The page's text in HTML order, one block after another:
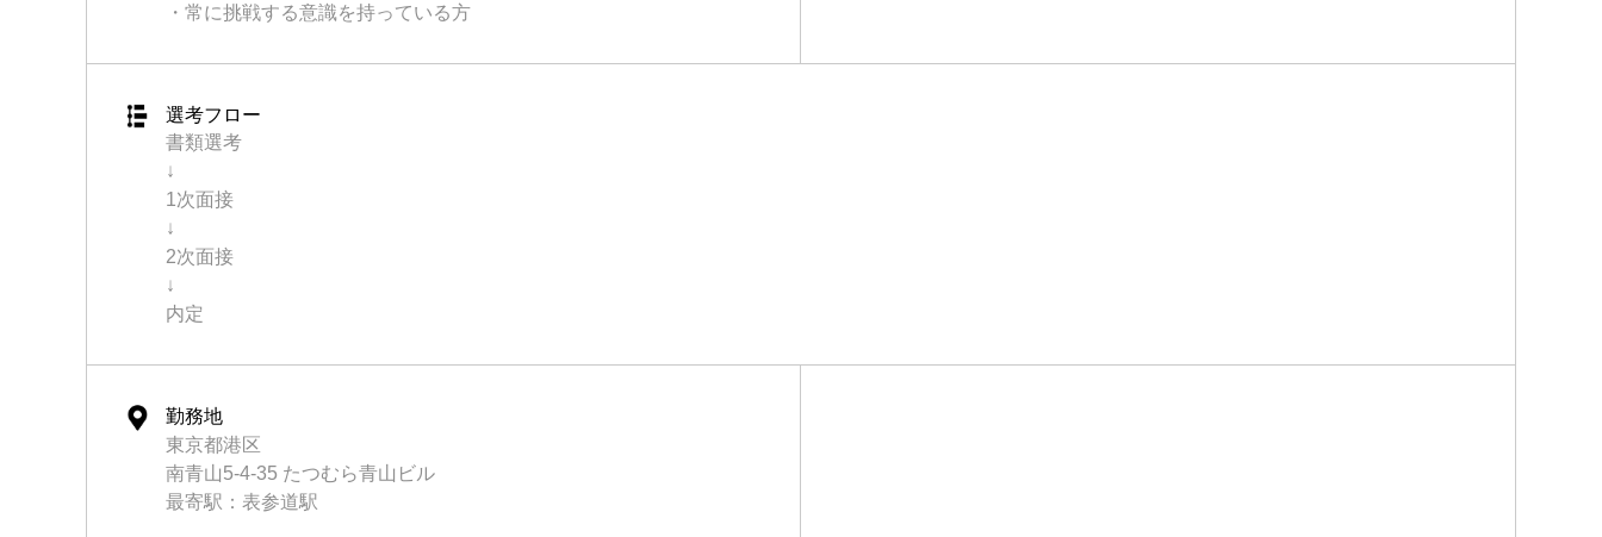
・常に挑戦する意識を持っている方
選考フロー
書類選考
↓
1次面接
↓
2次面接
↓
内定
勤務地
東京都港区
南青山5-4-35 たつむら青山ビル
最寄駅：表参道駅